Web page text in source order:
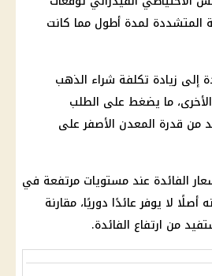
المتشددة لمدة أطول مما كانت
إلى زيادة تكلفة شراء الذهب
الأخرى، ما يضغط على الطلب
من قدرة المعدن الأصفر على
الفائدة عند مستويات مرتفعة في
لا يوفر عائدًا دوريًا، مقارنة
من ارتفاع الفائدة.